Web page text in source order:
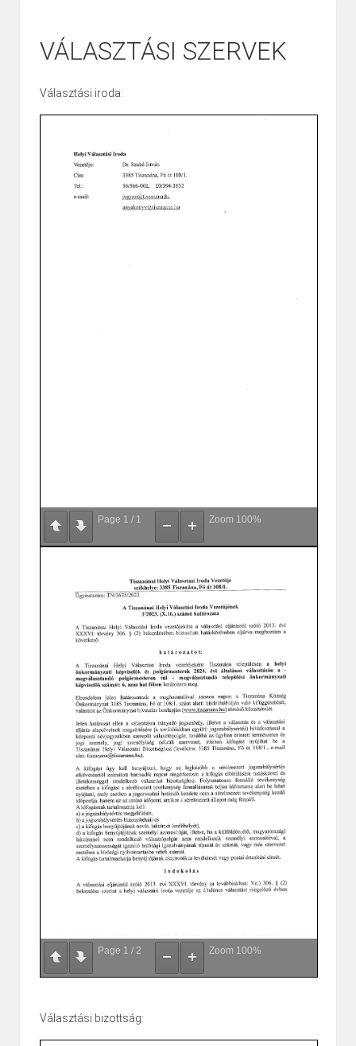
VÁLASZTÁSI SZERVEK
Választási iroda:
Page 1 / 1 Zoom 100%
Page 1 / 2 Zoom 100%
Választási bizottság: